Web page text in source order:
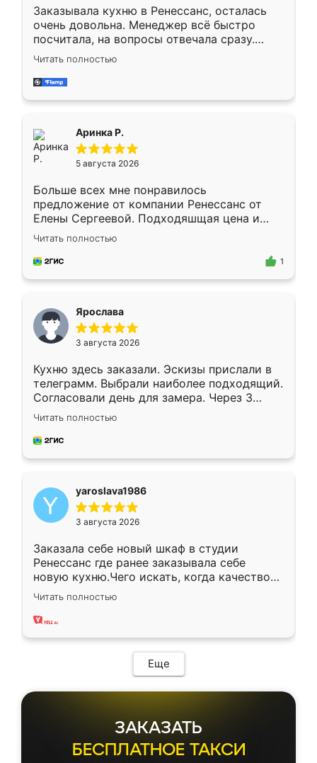
Заказывала кухню в Ренессанс, осталась
очень довольна. Менеджер всё быстро
посчитала, на вопросы отвечала сразу.
Замерщик приехал в субботу, подошёл к
делу со всей ответственностью. Собрали
за день, ребята работали аккуратно, даже
Читать полностью
Аринка Р.
5 августа 2026
Больше всех мне понравилось
предложение от компании Ренессанс от
Елены Сергеевой. Подходяшщая цена и
короткие сроки изготовления. Приехавший
для замера сотрудник Владислав
предложил по моему эскизу самый
Читать полностью
1
Ярослава
3 августа 2026
Кухню здесь заказали. Эскизы прислали в
телеграмм. Выбрали наиболее подходящий.
Согласовали день для замера. Через 3
недели кухня была уже готова. Остались
довольны работой. Спасибо Ренессанс
мебель за качественную работу!
Читать полностью
yaroslava1986
3 августа 2026
Заказала себе новый шкаф в студии
Ренессанс где ранее заказывала себе
новую кухню.Чего искать, когда качеством
вполне довольна. Служит кухня уже почти
два года, нареканий нет.
Читать полностью
Еще
ЗАКАЗАТЬ
БЕСПЛАТНОЕ ТАКСИ